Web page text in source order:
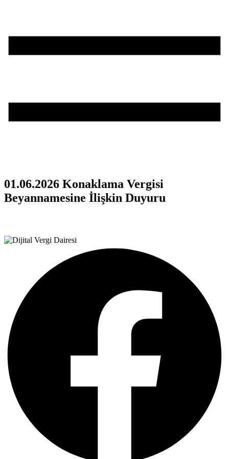
01.06.2026 Konaklama Vergisi
Beyannamesine İlişkin Duyuru